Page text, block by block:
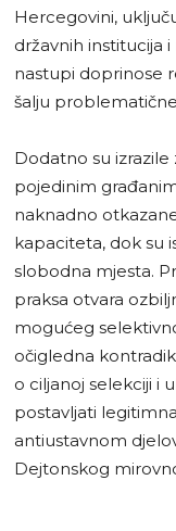
Hercegovini,
državnih institucija
nastupi doprinose
šalju
Dodatno su
pojedinim
naknadno
kapaciteta, dok su
slobodna mjesta.
praksa otvara
mogućeg
očigledna
o ciljanoj selekciji i
postavljati
antiustavnom
Dejtonskog